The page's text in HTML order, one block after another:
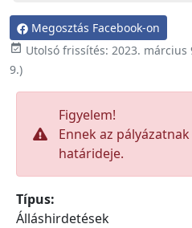
Megosztás Facebook-on
 Utolsó frissítés: 2023. március
9.)
Figyelem!
Ennek az
határideje.
Típus:
Álláshirdetések